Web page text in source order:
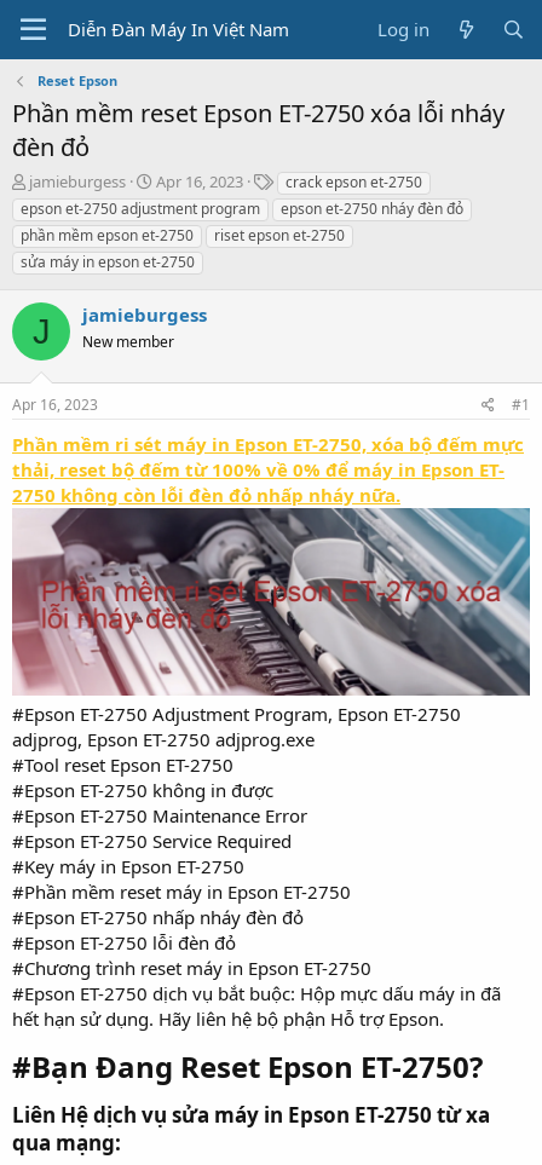
Diễn Đàn Máy In Việt Nam Log in
Reset Epson
Phần mềm reset Epson ET-2750 xóa lỗi nháy
đèn đỏ
T
h
r
e
a
s
t
a
t
r
jamieburgess
S
t
a
r
t
a
e
Apr 16, 2023
T
a
g
s
crack epson et-2750
epson et-2750 adjustment program
epson et-2750 nháy đèn đỏ
phần mềm epson et-2750
riset epson et-2750
sửa máy in epson et-2750
J jamieburgess
New member
Apr 16, 2023 #1
Phần mềm ri sét máy in Epson ET-2750, xóa bộ đếm mực
thải, reset bộ đếm từ 100% về 0% để máy in Epson ET-
2750 không còn lỗi đèn đỏ nhấp nháy nữa.
#Epson ET-2750 Adjustment Program, Epson ET-2750
adjprog, Epson ET-2750 adjprog.exe
#Tool reset Epson ET-2750
#Epson ET-2750 không in được
#Epson ET-2750 Maintenance Error
#Epson ET-2750 Service Required
#Key máy in Epson ET-2750
#Phần mềm reset máy in Epson ET-2750
#Epson ET-2750 nhấp nháy đèn đỏ
#Epson ET-2750 lỗi đèn đỏ
#Chương trình reset máy in Epson ET-2750
#Epson ET-2750 dịch vụ bắt buộc: Hộp mực dấu máy in đã
hết hạn sử dụng. Hãy liên hệ bộ phận Hỗ trợ Epson.
#Bạn Đang Reset Epson ET-2750?
Liên Hệ dịch vụ sửa máy in Epson ET-2750 từ xa
qua mạng: